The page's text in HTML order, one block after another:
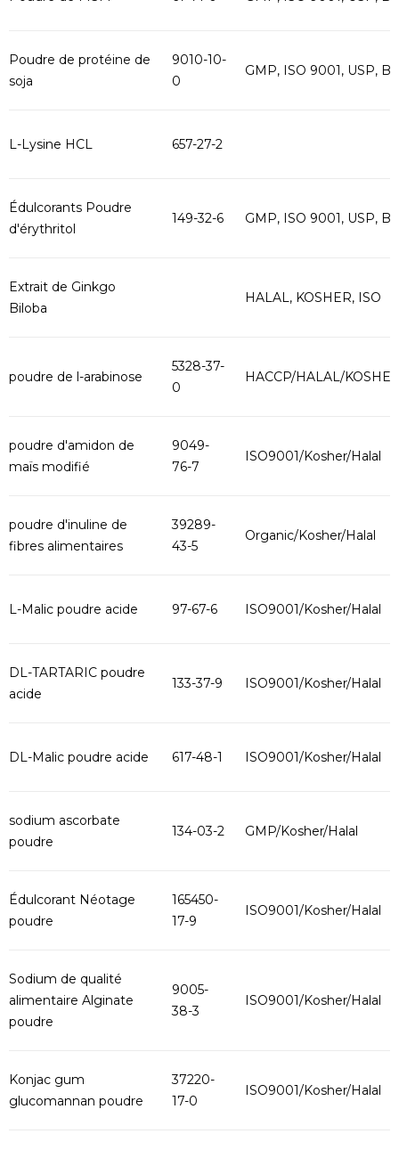
Poudre de protéine de
soja
9010-10-
0
GMP, ISO 9001, USP,
L-Lysine HCL 657-27-2
Édulcorants Poudre
d'érythritol
149-32-6 GMP, ISO 9001, USP,
Extrait de Ginkgo
Biloba
HALAL, KOSHER, ISO
poudre de l-arabinose
5328-37-
0
HACCP/HALAL/
poudre d'amidon de
maïs modifié
9049-
76-7
ISO9001/Kosher/Halal
poudre d'inuline de
fibres alimentaires
39289-
43-5
Organic/Kosher/Halal
L-Malic poudre acide 97-67-6 ISO9001/Kosher/Halal
DL-TARTARIC poudre
acide
133-37-9 ISO9001/Kosher/Halal
DL-Malic poudre acide 617-48-1 ISO9001/Kosher/Halal
sodium ascorbate
poudre
134-03-2 GMP/Kosher/Halal
Édulcorant Néotage
poudre
165450-
17-9
ISO9001/Kosher/Halal
Sodium de qualité
alimentaire Alginate
poudre
9005-
38-3
ISO9001/Kosher/Halal
Konjac gum
glucomannan poudre
37220-
17-0
ISO9001/Kosher/Halal